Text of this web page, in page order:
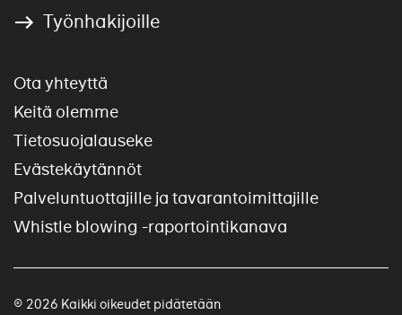
Työnhakijoille
Ota yhteyttä
Keitä olemme
Tietosuojalauseke
Evästekäytännöt
Palveluntuottajille ja tavarantoimittajille
Whistle blowing -raportointikanava
© 2026 Kaikki oikeudet pidätetään